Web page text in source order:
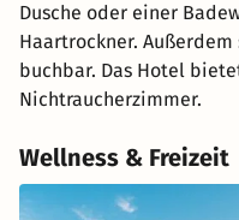
Dusche oder einer
Haartrockner.
buchbar. Das Hotel
Nichtraucherzimmer.
Wellness & Freizeit